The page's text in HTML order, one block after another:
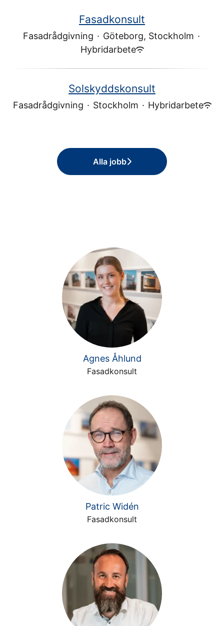
Fasadkonsult
Fasadrådgivning · Göteborg, Stockholm ·
Hybridarbete
Solskyddskonsult
Fasadrådgivning · Stockholm · Hybridarbete
Alla jobb
Agnes Åhlund
Fasadkonsult
Patric Widén
Fasadkonsult